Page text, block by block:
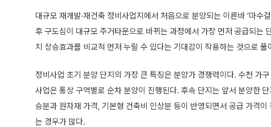
대규모 재개발·재건축 정비사업지에서 처음으로 분양되는 이른바 ‘마수
후 구도심이 대규모 주거타운으로 바뀌는 과정에서 가장 먼저 공급되는
치 상승효과를 비교적 먼저 누릴 수 있다는 기대감이 작용하는 것으로 풀
정비사업 초기 분양 단지의 가장 큰 특징은 분양가 경쟁력이다. 수천 가구
사업은 통상 구역별로 순차 분양이 진행된다. 후속 단지는 앞서 분양한
승분과 원자재 가격, 기본형 건축비 인상분 등이 반영되면서 공급 가격이
는 경우가 많다.